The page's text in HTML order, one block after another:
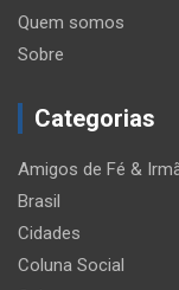
Quem somos
Sobre
Categorias
Amigos de Fé &
Brasil
Cidades
Coluna Social